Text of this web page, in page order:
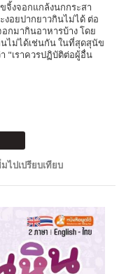
จิ้งจอกแกล้งนกกระสา
อยปากยาวกินไม่ได้ ต่อ
กมากินอาหารบ้าง โดย
ไม่ได้เช่นกัน ในที่สุดสุนัข
"เราควรปฏิบัติต่อผู้อื่น
มไปเปรียบเทียบ